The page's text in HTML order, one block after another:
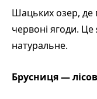
Шацьких озер, де
червоні ягоди.
натуральне.
Брусниця —